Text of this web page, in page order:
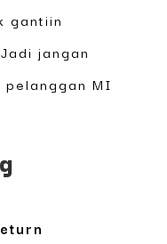
gantiin
jangan
MI